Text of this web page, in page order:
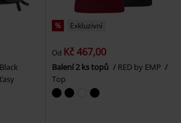
Black
% Exkluzivní
Od Kč 467,00
Balení 2 ks topů
RED by EMP
Top